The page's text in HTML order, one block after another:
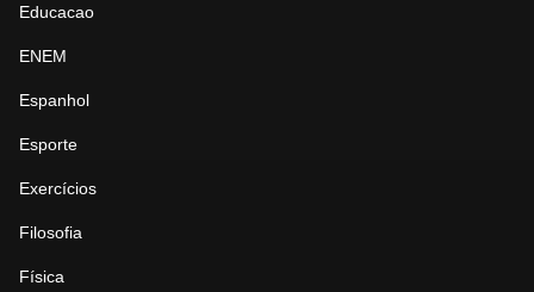
Educacao
ENEM
Espanhol
Esporte
Exercícios
Filosofia
Física